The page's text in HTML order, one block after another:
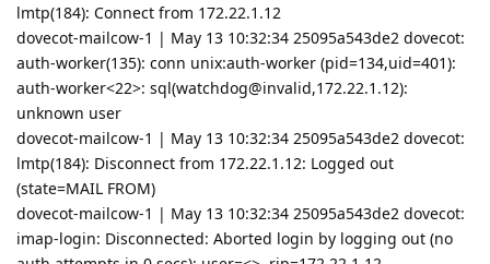
lmtp(184): Connect from 172.22.1.12
dovecot-mailcow-1 | May 13 10:32:34 25095a543de2 dovecot:
auth-worker(135): conn unix:auth-worker (pid=134,uid=401):
auth-worker<22>: sql(watchdog@invalid,172.22.1.12):
unknown user
dovecot-mailcow-1 | May 13 10:32:34 25095a543de2 dovecot:
lmtp(184): Disconnect from 172.22.1.12: Logged out
(state=MAIL FROM)
dovecot-mailcow-1 | May 13 10:32:34 25095a543de2 dovecot:
imap-login: Disconnected: Aborted login by logging out (no